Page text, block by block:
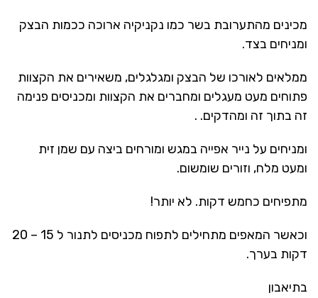
מכינים מהתערובת בשר כמו נקניקיה ארוכה ככמות הבצק
ומניחים בצד.
ממלאים לאורכו של הבצק ומגלגלים, משאירים את הקצוות
פתוחים מעט מעגלים ומחברים את הקצוות ומכניסים פנימה
זה בתוך זה ומהדקים. .
ומניחים על נייר אפייה במגש ומורחים ביצה עם שמן זית
ומעט מלח, וזורים שומשום.
מתפיחים כחמש דקות. לא יותר!
וכאשר המאפים מתחילים לתפוח מכניסים לתנור ל 15 – 20
דקות בערך.
בתיאבון